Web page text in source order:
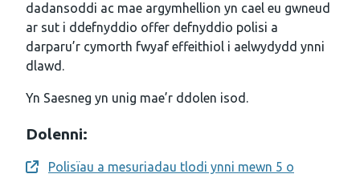
dadansoddi ac mae argymhellion yn cael eu gwneud
ar sut i ddefnyddio offer defnyddio polisi a
darparu’r cymorth fwyaf effeithiol i aelwydydd ynni
dlawd.
Yn Saesneg yn unig mae’r ddolen isod.
Dolenni:
Opens a new window
Polisïau a mesuriadau tlodi ynni mewn 5 o